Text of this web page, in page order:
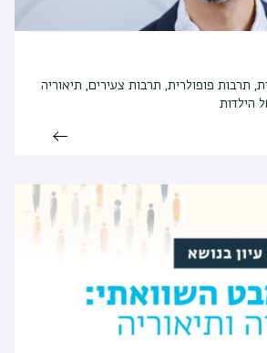
תרבות פופולרית, תרבות צעירים, תיאוריה
הילדות